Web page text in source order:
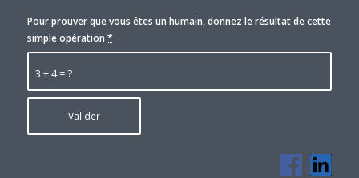
3 + 4 = ?
Pour prouver que vous êtes un humain, donnez le résultat de cette
simple opération *